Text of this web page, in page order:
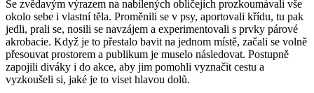
Se zvědavým výrazem na nabílených obličejích prozkoumávali vše
okolo sebe i vlastní těla. Proměnili se v psy, aportovali křídu, tu pak
jedli, prali se, nosili se navzájem a experimentovali s prvky párové
akrobacie. Když je to přestalo bavit na jednom místě, začali se volně
přesouvat prostorem a publikum je muselo následovat. Postupně
zapojili diváky i do akce, aby jim pomohli vyznačit cestu a
vyzkoušeli si, jaké je to viset hlavou dolů.